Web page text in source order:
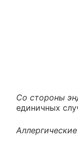
Со стороны
единичных